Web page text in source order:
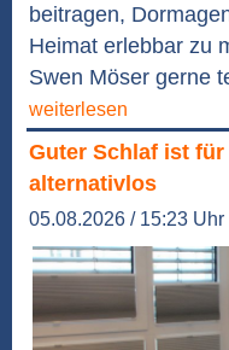
beitragen,
Heimat erlebbar zu
Swen Möser gerne
weiterlesen
Guter Schlaf ist
alternativlos
05.08.2026 / 15:23 Uhr